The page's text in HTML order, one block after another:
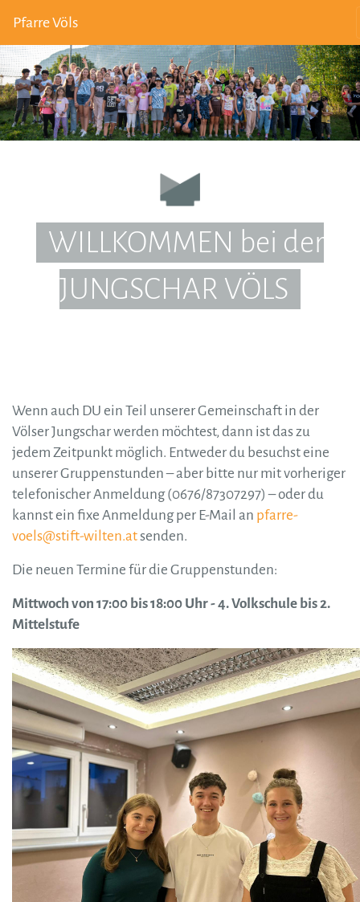
Pfarre Völs
WILLKOMMEN bei der
JUNGSCHAR VÖLS
Wenn auch DU ein Teil unserer Gemeinschaft in der
Völser Jungschar werden möchtest, dann ist das zu
jedem Zeitpunkt möglich. Entweder du besuchst eine
unserer Gruppenstunden – aber bitte nur mit vorheriger
telefonischer Anmeldung (0676/87307297) – oder du
kannst ein fixe Anmeldung per E-Mail an pfarre-
voels@stift-wilten.atsenden.
Die neuen Termine für die Gruppenstunden:
Mittwoch von 17:00 bis 18:00 Uhr - 4. Volkschule bis 2.
Mittelstufe